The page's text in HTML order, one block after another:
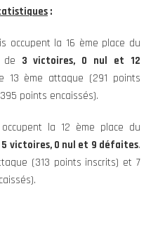
:
occupent la 16 ème place du
de 3 victoires, 0 nul et 12
13 ème attaque (291 points
points encaissés).
la 12 ème place du
5 victoires, 0 nul et 9 défaites.
(313 points inscrits) et 7